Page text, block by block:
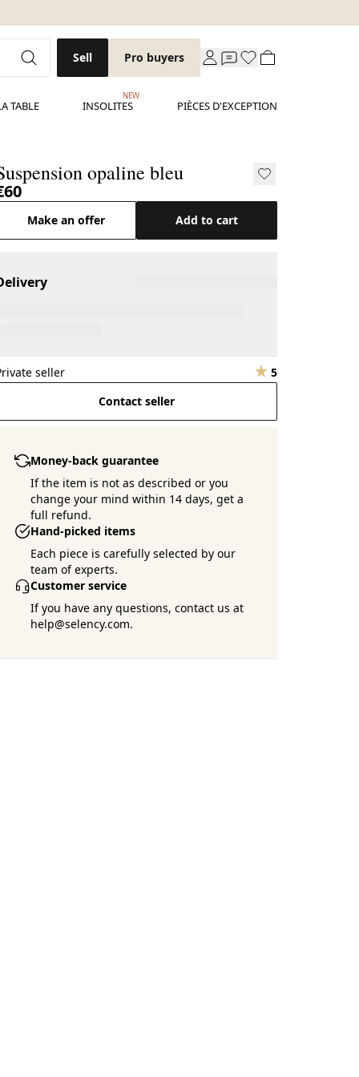
Sell Pro buyers
TABLE INSOLITES
NEW
PIÈCES D'EXCEPTION
opaline bleu
Make an offer Add to cart
seller
5
Contact seller
Money-back guarantee
If the item is not as described or you
change your mind within 14 days, get a
full refund.
Hand-picked items
Each piece is carefully selected by our
team of experts.
Customer service
If you have any questions, contact us at
help@selency.com.